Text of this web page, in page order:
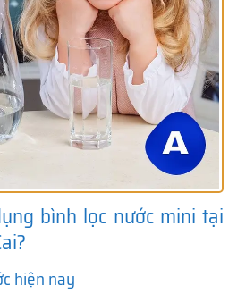
bình lọc nước mini tại
hiện nay